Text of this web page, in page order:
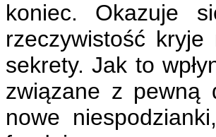
koniec. Okazuje
rzeczywistość
sekrety. Jak to
związane z pewną
nowe